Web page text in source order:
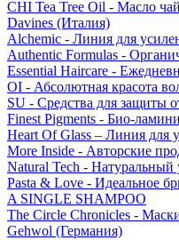
CHI Tea Tree Oil - Масло
Davines (Италия)
Alchemic - Линия для
Authentic Formulas -
Essential Haircare -
OI - Абсолютная красота
SU - Средства для защиты
Finest Pigments - Био-
Heart Of Glass – Линия для
More Inside - Авторские
Natural Tech - Натуральный
Pasta & Love - Идеальное
A SINGLE SHAMPOO
The Circle Chronicles -
Gehwol (Германия)